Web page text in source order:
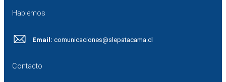
Hablemos
Email: comunicaciones@slepatacama.cl
Contacto